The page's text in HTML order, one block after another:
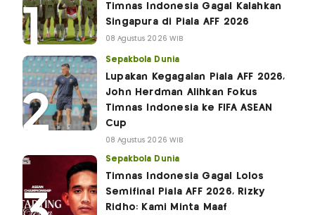
Timnas Indonesia Gagal Kalahkan
Singapura di Piala AFF 2026
08 Agustus 2026 WIB
Sepakbola Dunia
Lupakan Kegagalan Piala AFF 2026,
John Herdman Alihkan Fokus
Timnas Indonesia ke FIFA ASEAN
Cup
08 Agustus 2026 WIB
Sepakbola Dunia
Timnas Indonesia Gagal Lolos
Semifinal Piala AFF 2026, Rizky
Ridho: Kami Minta Maaf